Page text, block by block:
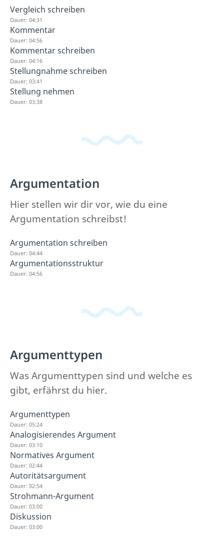
Vergleich schreiben
Dauer: 04:31
Kommentar
Dauer: 04:56
Kommentar schreiben
Dauer: 04:16
Stellungnahme schreiben
Dauer: 03:41
Stellung nehmen
Dauer: 03:38
Argumentation
Hier stellen wir dir vor, wie du eine
Argumentation schreibst!
Argumentation schreiben
Dauer: 04:44
Argumentationsstruktur
Dauer: 04:56
Argumenttypen
Was Argumenttypen sind und welche es
gibt, erfährst du hier.
Argumenttypen
Dauer: 05:24
Analogisierendes Argument
Dauer: 03:10
Normatives Argument
Dauer: 02:44
Autoritätsargument
Dauer: 02:54
Strohmann-Argument
Dauer: 03:00
Diskussion
Dauer: 03:00